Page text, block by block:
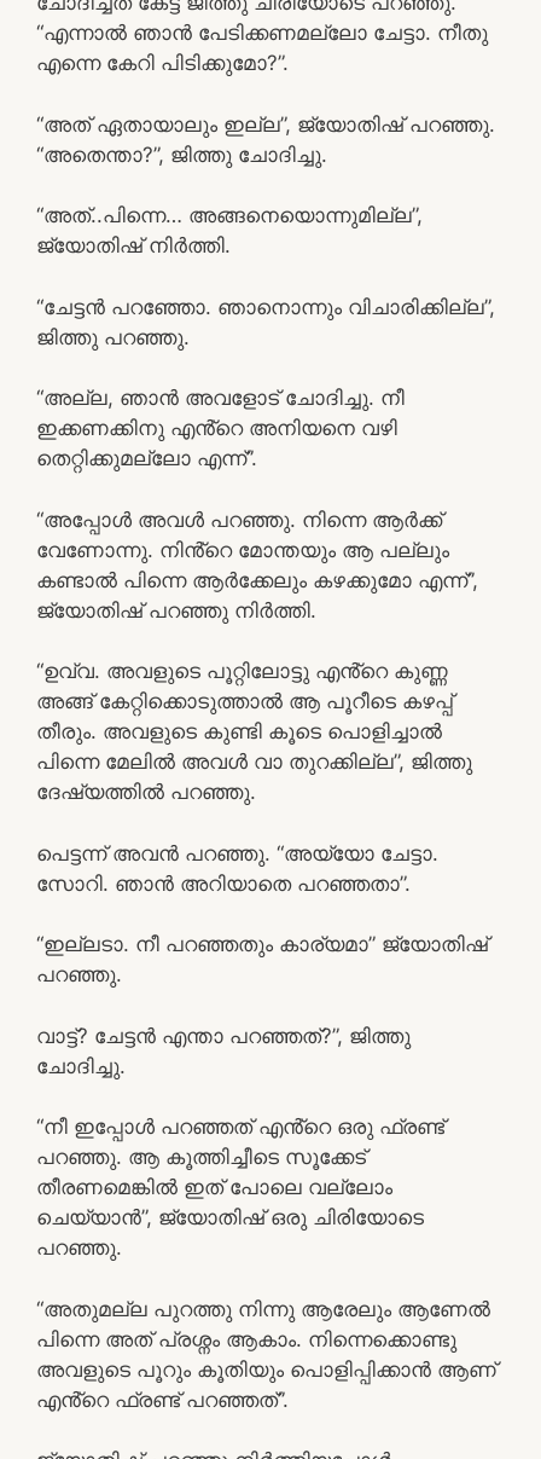
“എന്നാൽ ഞാൻ പേടിക്കണമല്ലോ ചേട്ടാ. നീതു
എന്നെ കേറി പിടിക്കുമോ?”.
“അത് ഏതായാലും ഇല്ല”, ജ്യോതിഷ് പറഞ്ഞു.
“അതെന്താ?”, ജിത്തു ചോദിച്ചു.
“അത്..പിന്നെ… അങ്ങനെയൊന്നുമില്ല”,
ജ്യോതിഷ് നിർത്തി.
“ചേട്ടൻ പറഞ്ഞോ. ഞാനൊന്നും വിചാരിക്കില്ല”,
ജിത്തു പറഞ്ഞു.
“അല്ല, ഞാൻ അവളോട് ചോദിച്ചു. നീ
ഇക്കണക്കിനു എൻ്റെ അനിയനെ വഴി
തെറ്റിക്കുമല്ലോ എന്ന്”.
“അപ്പോൾ അവൾ പറഞ്ഞു. നിന്നെ ആർക്ക്
വേണോന്നു. നിൻ്റെ മോന്തയും ആ പല്ലും
കണ്ടാൽ പിന്നെ ആർക്കേലും കഴക്കുമോ എന്ന്”,
ജ്യോതിഷ് പറഞ്ഞു നിർത്തി.
“ഉവ്വ. അവളുടെ പൂറ്റിലോട്ടു എൻ്റെ കുണ്ണ
അങ്ങ് കേറ്റിക്കൊടുത്താൽ ആ പൂറീടെ കഴപ്പ്
തീരും. അവളുടെ കുണ്ടി കൂടെ പൊളിച്ചാൽ
പിന്നെ മേലിൽ അവൾ വാ തുറക്കില്ല”, ജിത്തു
ദേഷ്യത്തിൽ പറഞ്ഞു.
പെട്ടന്ന് അവൻ പറഞ്ഞു. “അയ്യോ ചേട്ടാ.
സോറി. ഞാൻ അറിയാതെ പറഞ്ഞതാ”.
“ഇല്ലടാ. നീ പറഞ്ഞതും കാര്യമാ” ജ്യോതിഷ്
പറഞ്ഞു.
വാട്ട്? ചേട്ടൻ എന്താ പറഞ്ഞത്?”, ജിത്തു
ചോദിച്ചു.
“നീ ഇപ്പോൾ പറഞ്ഞത് എൻ്റെ ഒരു ഫ്രണ്ട്
പറഞ്ഞു. ആ കൂത്തിച്ചീടെ സൂക്കേട്
തീരണമെങ്കിൽ ഇത് പോലെ വല്ലോം
ചെയ്യാൻ”, ജ്യോതിഷ് ഒരു ചിരിയോടെ
പറഞ്ഞു.
“അതുമല്ല പുറത്തു നിന്നു ആരേലും ആണേൽ
പിന്നെ അത് പ്രശ്നം ആകാം. നിന്നെക്കൊണ്ടു
അവളുടെ പൂറും കൂതിയും പൊളിപ്പിക്കാൻ ആണ്
എൻ്റെ ഫ്രണ്ട് പറഞ്ഞത്”.